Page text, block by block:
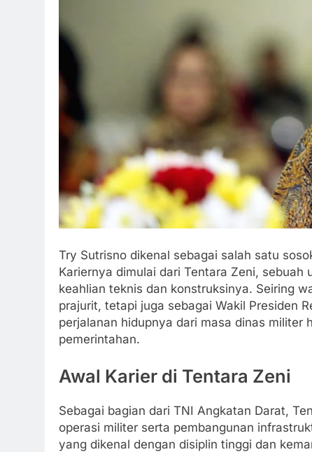
Try Sutrisno dikenal sebagai salah satu
Kariernya dimulai dari Tentara Zeni,
keahlian teknis dan konstruksinya. Seiring
prajurit, tetapi juga sebagai Wakil Presiden
perjalanan hidupnya dari masa dinas militer
pemerintahan.
Awal Karier di Tentara Zeni
Sebagai bagian dari TNI Angkatan Darat,
operasi militer serta pembangunan
yang dikenal dengan disiplin tinggi dan